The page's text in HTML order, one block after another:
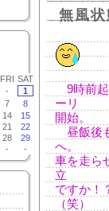
FRI SAT
-
1
7
8
14
15
21
22
28
29
- -
無風
9時前起
ーリ
開始。
昼飯後
へ。
車を走ら
立
ですか！
（笑）